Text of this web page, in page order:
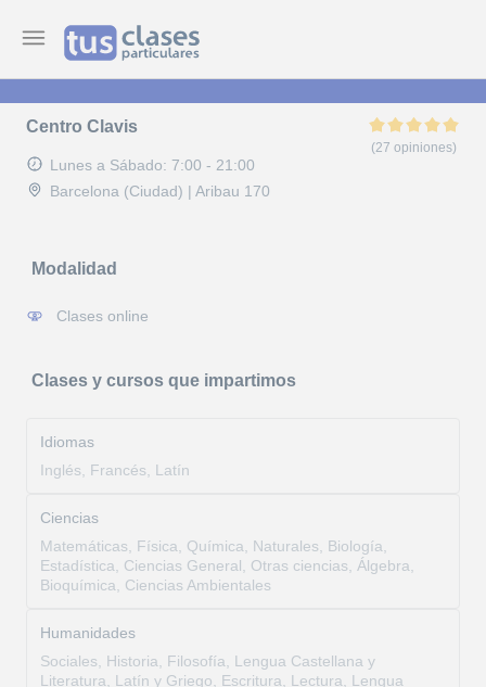
(27 opiniones)
Centro Clavis
Lunes a Sábado: 7:00 - 21:00
Barcelona (Ciudad) | Aribau 170
Modalidad
Clases online
Clases y cursos que impartimos
Idiomas
Inglés, Francés, Latín
Ciencias
Matemáticas, Física, Química, Naturales, Biología,
Estadística, Ciencias General, Otras ciencias, Álgebra,
Bioquímica, Ciencias Ambientales
Humanidades
Sociales, Historia, Filosofía, Lengua Castellana y
Literatura, Latín y Griego, Escritura, Lectura, Lengua